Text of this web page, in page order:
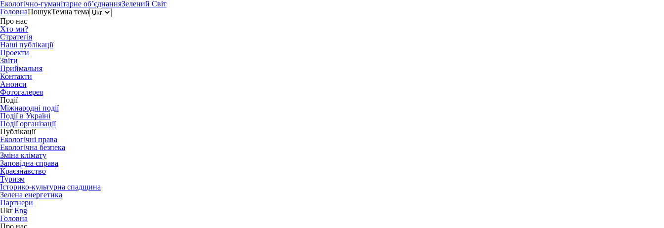
Екологічно-гуманітарне об’єднанняЗелений Світ
ГоловнаПошукТемна тема
Про нас
Хто ми?
Стратегія
Наші публікації
Проекти
Звіти
Приймальня
Контакти
Анонси
Фотогалерея
Події
Міжнародні події
Події в Україні
Події організації
Публікації
Екологічні права
Екологічна безпека
Зміна клімату
Заповідна справа
Краєзнавство
Туризм
Історико-культурна спадщина
Зелена енергетика
Партнери
Ukr Eng
Головна
Про нас